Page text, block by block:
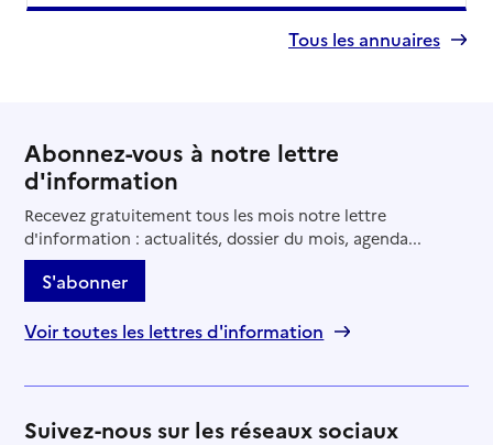
Tous les annuaires
Abonnez-vous à notre lettre
d'information
Recevez gratuitement tous les mois notre lettre
d'information : actualités, dossier du mois, agenda...
S'abonner
Voir toutes les lettres d'information
Suivez-nous sur les réseaux sociaux